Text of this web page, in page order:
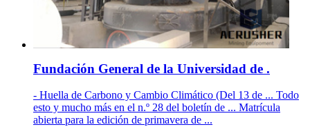
Fundación General de la Universidad de .
- Huella de Carbono y Cambio Climático (Del 13 de ... Todo
esto y mucho más en el n.º 28 del boletín de ... Matrícula
abierta para la edición de primavera de ...